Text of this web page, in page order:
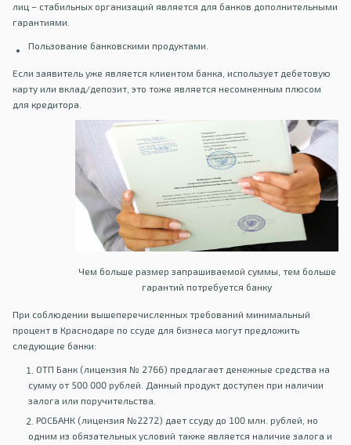
лиц – стабильных организаций является для банков дополнительными
гарантиями.
Пользование банковскими продуктами.
Если заявитель уже является клиентом банка, использует дебетовую
карту или вклад/депозит, это тоже является несомненным плюсом
для кредитора.
Чем больше размер запрашиваемой суммы, тем больше
гарантий потребуется банку
При соблюдении вышеперечисленных требований минимальный
процент в Краснодаре по ссуде для бизнеса могут предложить
следующие банки:
ОТП Банк (лицензия № 2766) предлагает денежные средства на
сумму от 500 000 рублей. Данный продукт доступен при наличии
залога или поручительства.
РОСБАНК (лицензия №2272) дает ссуду до 100 млн. рублей, но
одним из обязательных условий также является наличие залога и